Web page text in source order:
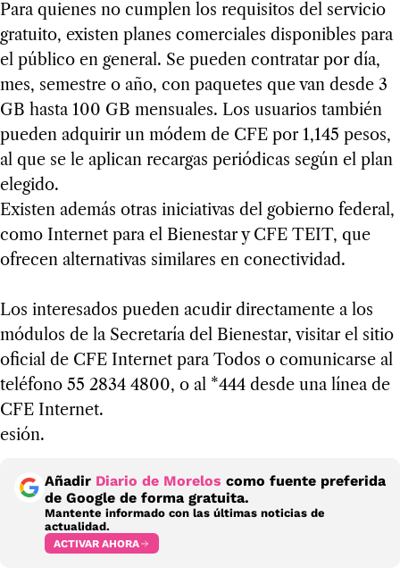
Para quienes no cumplen los requisitos del servicio
gratuito, existen planes comerciales disponibles para
el público en general. Se pueden contratar por día,
mes, semestre o año, con paquetes que van desde 3
GB hasta 100 GB mensuales. Los usuarios también
pueden adquirir un módem de CFE por 1,145 pesos,
al que se le aplican recargas periódicas según el plan
elegido.
Existen además otras iniciativas del gobierno federal,
como Internet para el Bienestar y CFE TEIT, que
ofrecen alternativas similares en conectividad.
Los interesados pueden acudir directamente a los
módulos de la Secretaría del Bienestar, visitar el sitio
oficial de CFE Internet para Todos o comunicarse al
teléfono 55 2834 4800, o al *444 desde una línea de
CFE Internet.
esión.
Añadir Diario de Morelos como fuente preferida
de Google de forma gratuita.
Mantente informado con las últimas noticias de
actualidad.
ACTIVAR AHORA